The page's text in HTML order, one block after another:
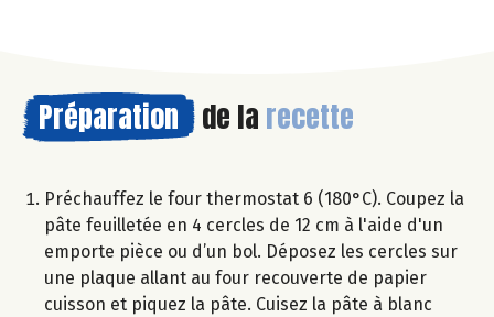
Préparation de la recette
Préchauffez le four thermostat 6 (180°C). Coupez la
pâte feuilletée en 4 cercles de 12 cm à l'aide d'un
emporte pièce ou d’un bol. Déposez les cercles sur
une plaque allant au four recouverte de papier
cuisson et piquez la pâte. Cuisez la pâte à blanc